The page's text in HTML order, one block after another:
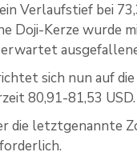
Verlaufstief bei
Doji-Kerze wurde
sich nun auf
80,91-81,53 USD.
die letztgenannte